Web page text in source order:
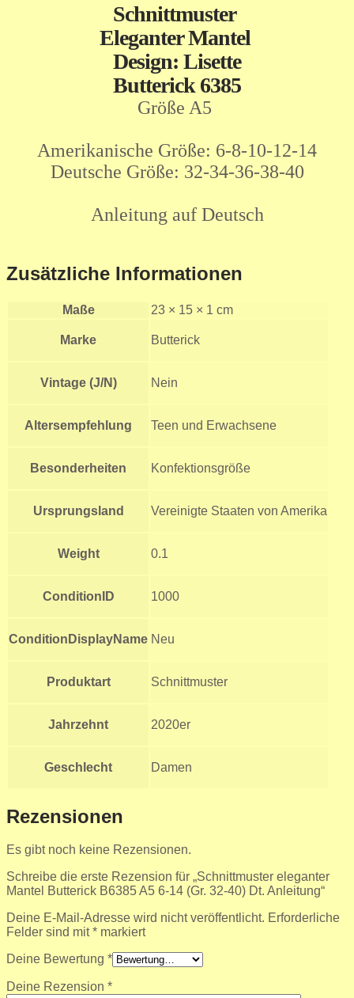
Schnittmuster
Eleganter Mantel
Design: Lisette
Butterick 6385
Größe A5
Amerikanische Größe: 6-8-10-12-14
Deutsche Größe: 32-34-36-38-40
Anleitung auf Deutsch
Zusätzliche Informationen
Maße 23 × 15 × 1 cm
Marke Butterick
Vintage (J/N) Nein
Altersempfehlung Teen und Erwachsene
Besonderheiten Konfektionsgröße
Ursprungsland Vereinigte Staaten von Amerika
Weight 0.1
ConditionID 1000
ConditionDisplayName Neu
Produktart Schnittmuster
Jahrzehnt 2020er
Geschlecht Damen
Rezensionen
Es gibt noch keine Rezensionen.
Schreibe die erste Rezension für „Schnittmuster eleganter
Mantel Butterick B6385 A5 6-14 (Gr. 32-40) Dt. Anleitung“
Deine E-Mail-Adresse wird nicht veröffentlicht. Erforderliche
Felder sind mit* markiert
Deine Bewertung *
Deine Rezension *